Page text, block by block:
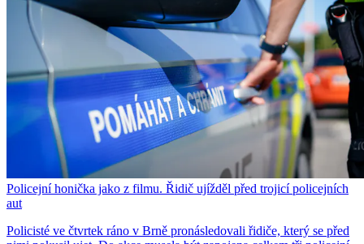
Policejní honička jako z filmu. Řidič ujížděl před trojicí policejních
aut
Policisté ve čtvrtek ráno v Brně pronásledovali řidiče, který se před